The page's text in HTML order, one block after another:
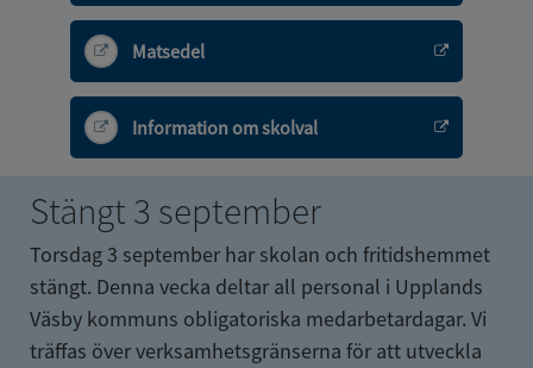
Matsedel
Information om skolval
Stängt 3 september
Torsdag 3 september har skolan och fritidshemmet
stängt. Denna vecka deltar all personal i Upplands
Väsby kommuns obligatoriska medarbetardagar. Vi
träffas över verksamhetsgränserna för att utveckla